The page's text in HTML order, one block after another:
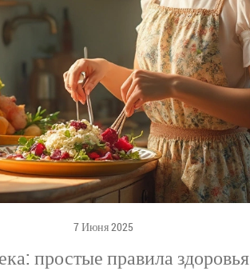
7 Июня 2025
простые правила здоровья